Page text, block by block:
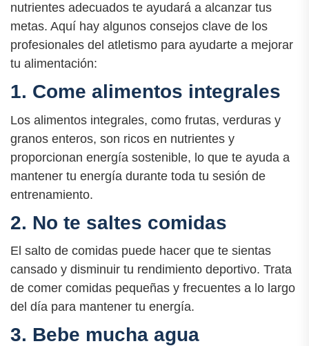
nutrientes adecuados te ayudará a alcanzar tus
metas. Aquí hay algunos consejos clave de los
profesionales del atletismo para ayudarte a mejorar
tu alimentación:
1. Come alimentos integrales
Los alimentos integrales, como frutas, verduras y
granos enteros, son ricos en nutrientes y
proporcionan energía sostenible, lo que te ayuda a
mantener tu energía durante toda tu sesión de
entrenamiento.
2. No te saltes comidas
El salto de comidas puede hacer que te sientas
cansado y disminuir tu rendimiento deportivo. Trata
de comer comidas pequeñas y frecuentes a lo largo
del día para mantener tu energía.
3. Bebe mucha agua